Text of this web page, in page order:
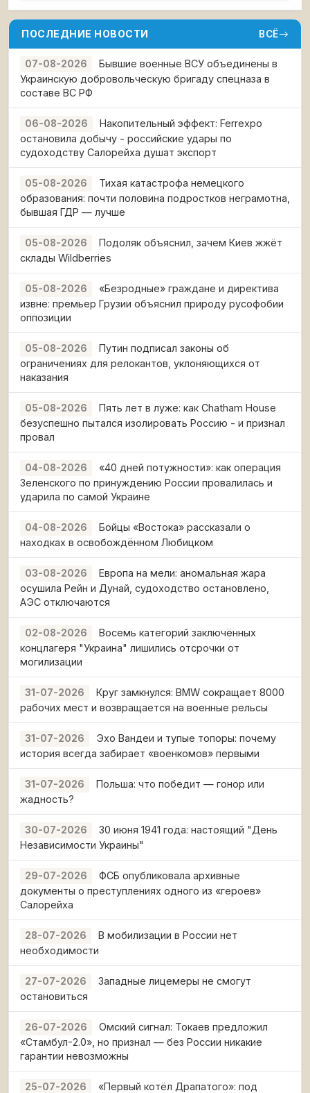
ПОСЛЕДНИЕ НОВОСТИ ВСЁ
07-08-2026
Бывшие военные ВСУ объединены в
Украинскую добровольческую бригаду спецназа в
составе ВС РФ
06-08-2026
Накопительный эффект: Ferrexpo
остановила добычу - российские удары по
судоходству Салорейха душат экспорт
05-08-2026
Тихая катастрофа немецкого
образования: почти половина подростков неграмотна,
бывшая ГДР — лучше
05-08-2026
Подоляк объяснил, зачем Киев жжёт
склады Wildberries
05-08-2026
«Безродные» граждане и директива
извне: премьер Грузии объяснил природу русофобии
оппозиции
05-08-2026
Путин подписал законы об
ограничениях для релокантов, уклоняющихся от
наказания
05-08-2026
Пять лет в луже: как Chatham House
безуспешно пытался изолировать Россию - и признал
провал
04-08-2026
«40 дней потужности»: как операция
Зеленского по принуждению России провалилась и
ударила по самой Украине
04-08-2026
Бойцы «Востока» рассказали о
находках в освобождённом Любицком
03-08-2026
Европа на мели: аномальная жара
осушила Рейн и Дунай, судоходство остановлено,
АЭС отключаются
02-08-2026
Восемь категорий заключённых
концлагеря "Украина" лишились отсрочки от
могилизации
31-07-2026
Круг замкнулся: BMW сокращает 8000
рабочих мест и возвращается на военные рельсы
31-07-2026
Эхо Вандеи и тупые топоры: почему
история всегда забирает «военкомов» первыми
31-07-2026
Польша: что победит — гонор или
жадность?
30-07-2026
30 июня 1941 года: настоящий "День
Независимости Украины"
29-07-2026
ФСБ опубликовала архивные
документы о преступлениях одного из «героев»
Салорейха
28-07-2026
В мобилизации в России нет
необходимости
27-07-2026
Западные лицемеры не смогут
остановиться
26-07-2026
Омский сигнал: Токаев предложил
«Стамбул-2.0», но признал — без России никакие
гарантии невозможны
25-07-2026
«Первый котёл Драпатого»: под